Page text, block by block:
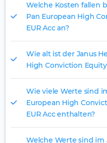
Welche Kosten fallen
Pan European High
EUR Acc an?
Wie alt ist der Janus
High Conviction Equity
Wie viele Werte sind
European High
EUR Acc enthalten?
Welche Werte sind im